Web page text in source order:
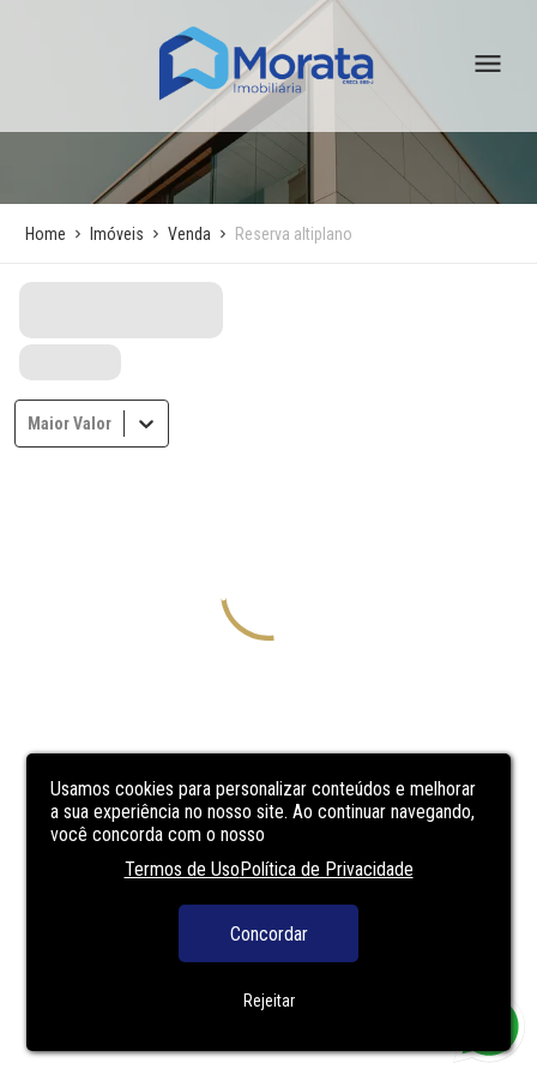
Usamos cookies para personalizar conteúdos e melhorar
a sua experiência no nosso site. Ao continuar navegando,
você concorda com o nosso
Termos de UsoPolítica de Privacidade
Concordar
Rejeitar
Home Imóveis Venda Reserva altiplano
Maior Valor